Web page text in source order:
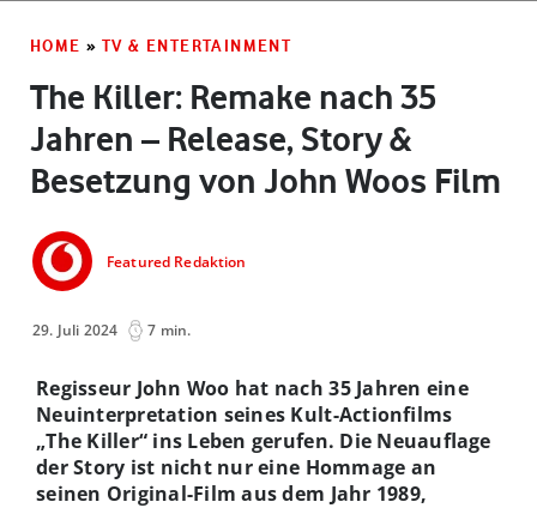
HOME » TV & ENTERTAINMENT
The Killer: Remake nach 35
Jahren – Release, Story &
Besetzung von John Woos Film
Featured Redaktion
29. Juli 2024 7 min.
Regisseur John Woo hat nach 35 Jahren eine
Neuinterpretation seines Kult-Actionfilms
„The Killer“ ins Leben gerufen. Die Neuauflage
der Story ist nicht nur eine Hommage an
seinen Original-Film aus dem Jahr 1989,